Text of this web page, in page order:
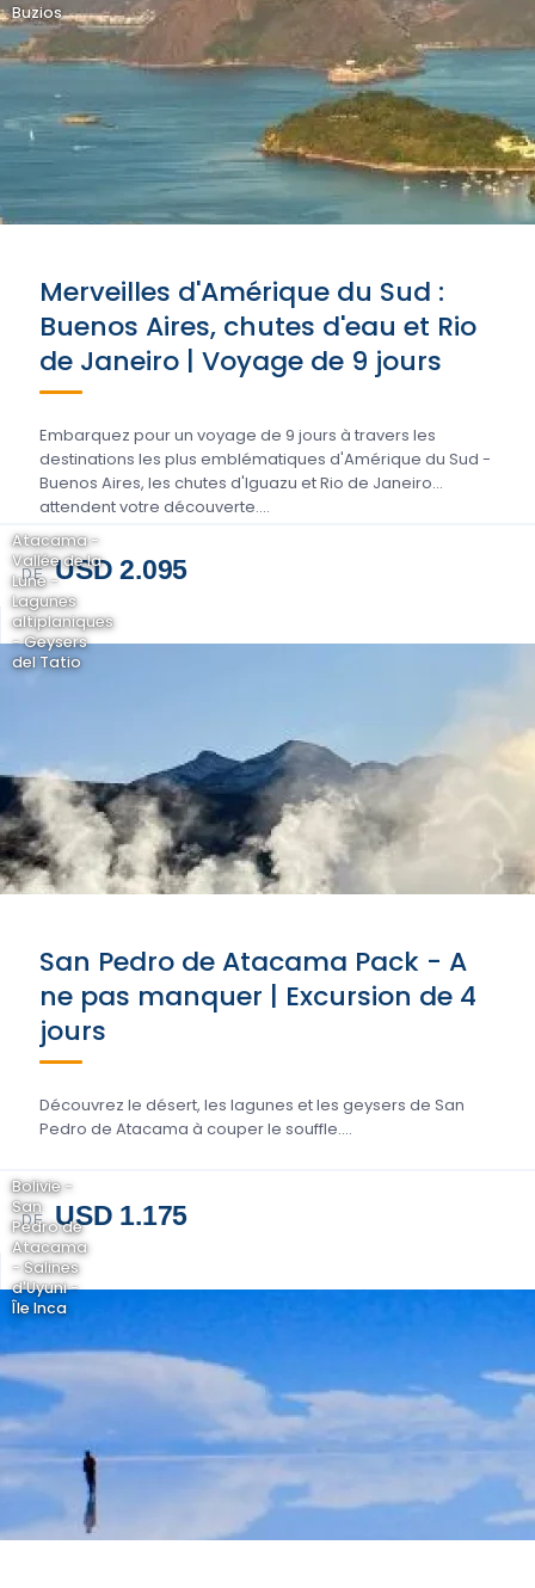
Buzios
Merveilles d'Amérique du Sud :
Buenos Aires, chutes d'eau et Rio
de Janeiro | Voyage de 9 jours
Embarquez pour un voyage de 9 jours à travers les
destinations les plus emblématiques d'Amérique du Sud -
Buenos Aires, les chutes d'Iguazu et Rio de Janeiro
attendent votre découverte....
DE USD 2.095
Atacama -
Vallée de la
Lune -
Lagunes
altiplaniques
- Geysers
del Tatio
San Pedro de Atacama Pack - A
ne pas manquer | Excursion de 4
jours
Découvrez le désert, les lagunes et les geysers de San
Pedro de Atacama à couper le souffle....
DE USD 1.175
Bolivie -
San
Pedro de
Atacama
- Salines
d'Uyuni -
Île Inca